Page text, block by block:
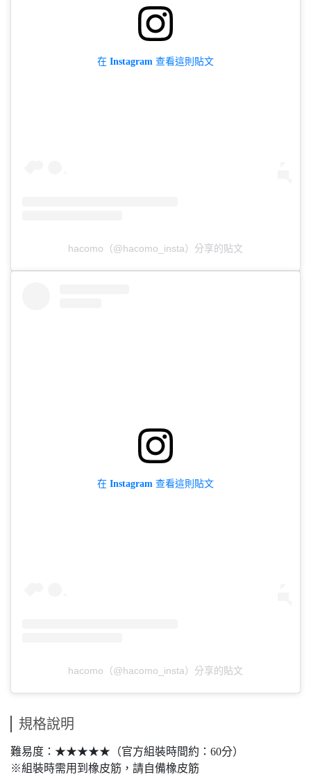
在 Instagram 查看這則貼文
hacomo（@hacomo_insta）分享的貼文
在 Instagram 查看這則貼文
hacomo（@hacomo_insta）分享的貼文
規格說明
難易度：★★★★★（官方組裝時間約：60分）
※組裝時需用到橡皮筋，請自備橡皮筋